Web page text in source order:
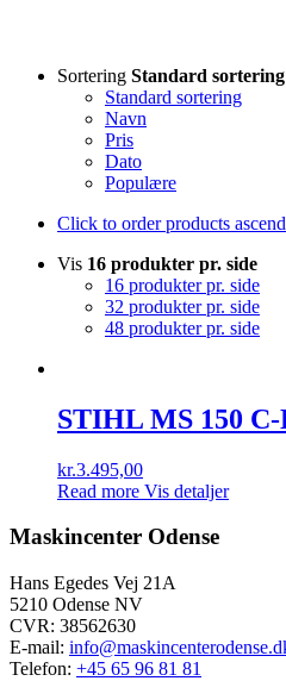
Sortering Standard sortering
Standard sortering
Navn
Pris
Dato
Populære
Click to order products
Vis 16 produkter pr. side
16 produkter pr. side
32 produkter pr. side
48 produkter pr. side
STIHL MS 150 C-
kr.3.495,00
Read more Vis detaljer
Maskincenter Odense
Hans Egedes Vej 21A
5210 Odense NV
CVR: 38562630
E-mail:
Telefon: +45 65 96 81 81